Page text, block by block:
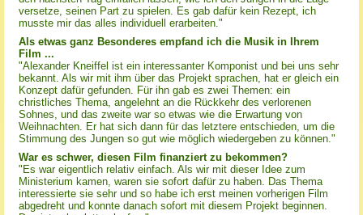
versetze, seinen Part zu spielen. Es gab dafür kein Rezept, ich
musste mir das alles individuell erarbeiten."
Als etwas ganz Besonderes empfand ich die Musik in Ihrem
Film ...
"Alexander Kneiffel ist ein interessanter Komponist und bei uns sehr
bekannt. Als wir mit ihm über das Projekt sprachen, hat er gleich ein
Konzept dafür gefunden. Für ihn gab es zwei Themen: ein
christliches Thema, angelehnt an die Rückkehr des verlorenen
Sohnes, und das zweite war so etwas wie die Erwartung von
Weihnachten. Er hat sich dann für das letztere entschieden, um die
Stimmung des Jungen so gut wie möglich wiedergeben zu können."
War es schwer, diesen Film finanziert zu bekommen?
"Es war eigentlich relativ einfach. Als wir mit dieser Idee zum
Ministerium kamen, waren sie sofort dafür zu haben. Das Thema
interessierte sie sehr und so habe ich erst meinen vorherigen Film
abgedreht und konnte danach sofort mit diesem Projekt beginnen.